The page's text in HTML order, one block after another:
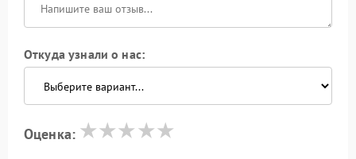
Откуда узнали о нас:
Оценка: